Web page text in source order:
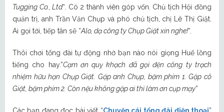
Tugging Co., Ltd“. Có 2 thành viên góp vốn. Chủ tịch Hội đồng
quản trị, anh Trần Văn Chụp và phó chủ tịch, chị Lê Thị Giật.
Ai gọi tới, tiếp tân sẽ “Alo, dạ công ty Chụp Giật xin nghe!“.
Thôi chơi tổng đài tự động nhờ bạn nào nói giọng Huế lồng
tiếng cho hay.”Cạm ơn quỵ khạch đã gọi đện công ty trạch
nhiệm hữu hạn Chụp Giật. Gặp anh Chụp, bậm phím 1. Gặp cô
Giật, bậm phím 2. Còn nệu không gặp ai thì làm ơn cụp mạy”